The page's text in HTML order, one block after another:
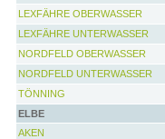
LEXFÄHRE OBERWASSER
LEXFÄHRE UNTERWASSER
NORDFELD OBERWASSER
NORDFELD UNTERWASSER
TÖNNING
ELBE
AKEN